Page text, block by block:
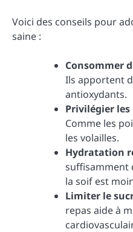
Voici des conseils pour
saine :
Consommer
Ils apportent
antioxydants.
Privilégier
Comme les
les volailles.
Hydratation
suffisamment
la soif est
Limiter le
repas aide à